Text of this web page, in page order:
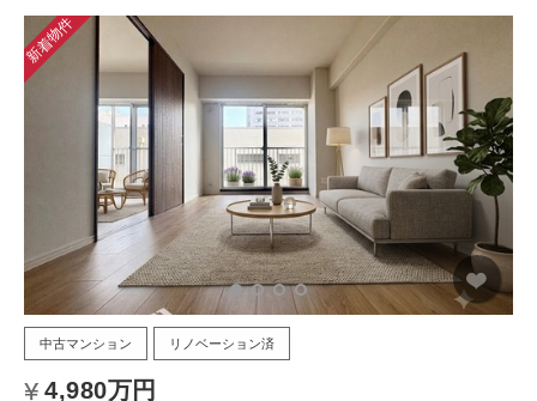
新着物件
中古マンション リノベーション済
4,980万円